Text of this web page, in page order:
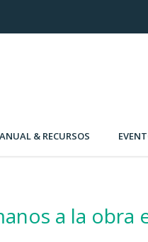
& RECURSOS
a la obra